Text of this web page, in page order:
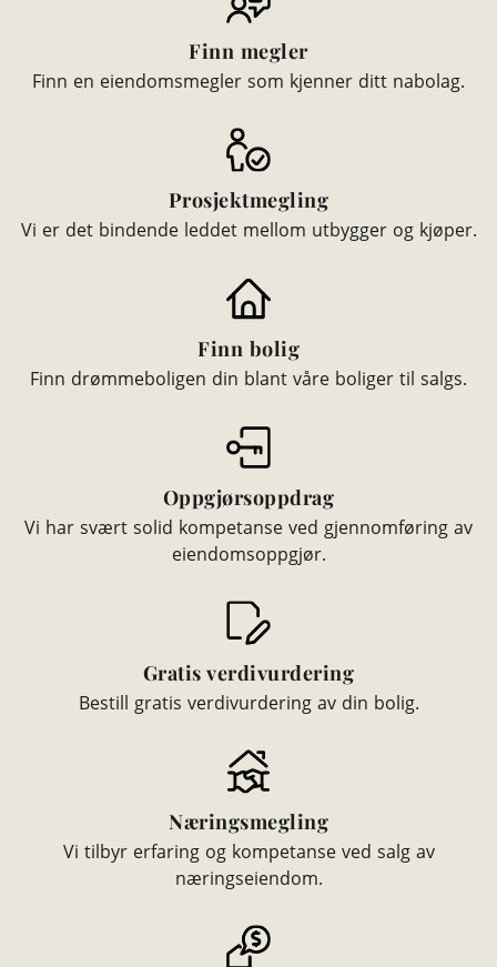
Finn megler
Finn en eiendomsmegler som kjenner ditt nabolag.
Prosjektmegling
Vi er det bindende leddet mellom utbygger og kjøper.
Finn bolig
Finn drømmeboligen din blant våre boliger til salgs.
Oppgjørsoppdrag
Vi har svært solid kompetanse ved gjennomføring av
eiendomsoppgjør.
Gratis verdivurdering
Bestill gratis verdivurdering av din bolig.
Næringsmegling
Vi tilbyr erfaring og kompetanse ved salg av
næringseiendom.